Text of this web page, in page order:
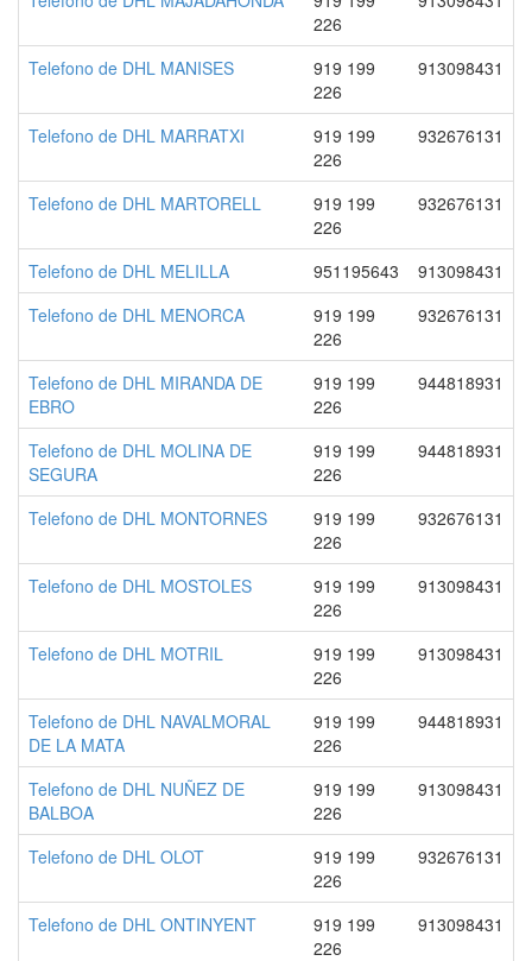
226
Telefono de DHL MANISES
919 199
226
913098431
Telefono de DHL MARRATXI
919 199
226
932676131
Telefono de DHL MARTORELL
919 199
226
932676131
Telefono de DHL MELILLA 951195643
913098431
Telefono de DHL MENORCA
919 199
226
932676131
Telefono de DHL MIRANDA DE
EBRO
919 199
226
944818931
Telefono de DHL MOLINA DE
SEGURA
919 199
226
944818931
Telefono de DHL MONTORNES
919 199
226
932676131
Telefono de DHL MOSTOLES
919 199
226
913098431
Telefono de DHL MOTRIL
919 199
226
913098431
Telefono de DHL NAVALMORAL
DE LA MATA
919 199
226
944818931
Telefono de DHL NUÑEZ DE
BALBOA
919 199
226
913098431
Telefono de DHL OLOT
919 199
226
932676131
Telefono de DHL ONTINYENT
919 199
226
913098431